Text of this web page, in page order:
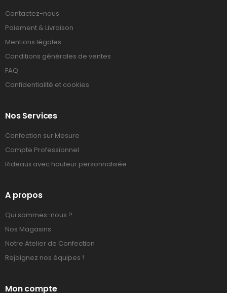
Contactez-nous
Paiement & Livraison
Mentions légales
Conditions générales de ventes
FAQ
Confidentialité et cookies
Nos Services
Confection sur Mesure
Compte Professionnel
Rideaux avec hauteur personnalisée
A propos
Qui sommes-nous ?
Nos Magasins
Notre Atelier de Confection
Rejoignez nos équipes !
Mon compte